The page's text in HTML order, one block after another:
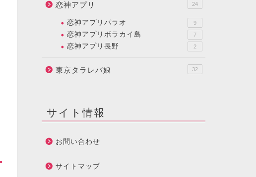
恋神アプリ 24
恋神アプリパラオ 9
恋神アプリボラカイ島 7
恋神アプリ長野 2
東京タラレバ娘 32
サイト情報
お問い合わせ
サイトマップ